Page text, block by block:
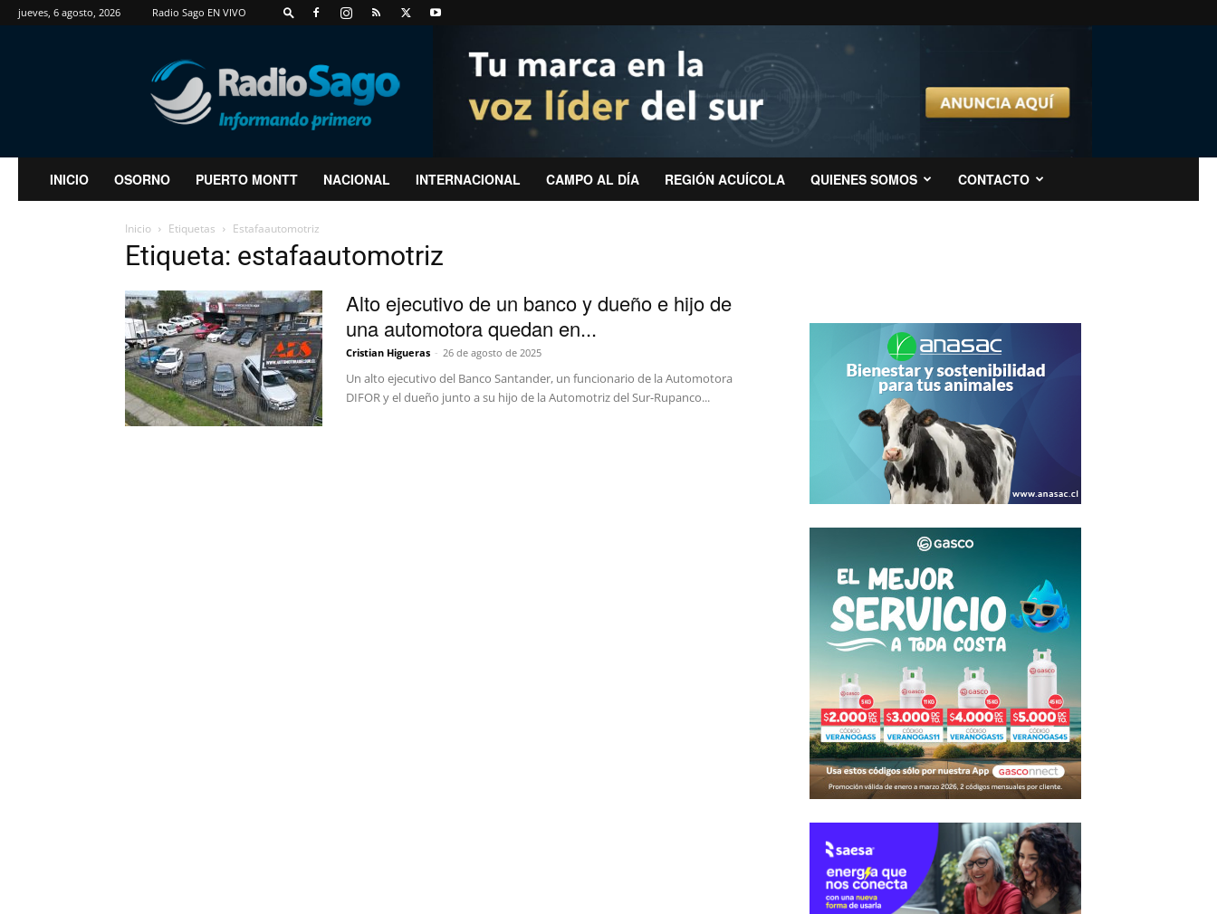
jueves, 6 agosto, 2026 Radio Sago EN VIVO
RadioSago
INICIO OSORNO PUERTO MONTT NACIONAL INTERNACIONAL CAMPO AL DÍA REGIÓN ACUÍCOLA QUIENES SOMOS CONTACTO
Inicio Etiquetas Estafaautomotriz
Etiqueta: estafaautomotriz
Alto ejecutivo de un banco y dueño e hijo de
una automotora quedan en...
Cristian Higueras - 26 de agosto de 2025
Un alto ejecutivo del Banco Santander, un funcionario de la Automotora
DIFOR y el dueño junto a su hijo de la Automotriz del Sur-Rupanco...